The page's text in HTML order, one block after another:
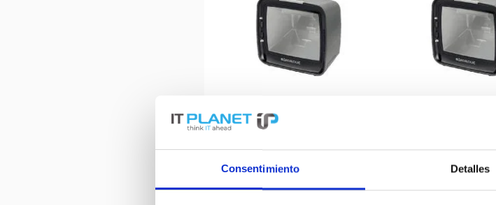
Consentimiento Detalles
DATALOGIC M3410-010200
Contenido1 Contenido1